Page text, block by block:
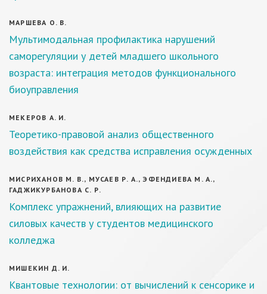
МАРШЕВА О. В.
Мультимодальная профилактика нарушений
саморегуляции у детей младшего школьного
возраста: интеграция методов функционального
биоуправления
МЕКЕРОВ А. И.
Теоретико-правовой анализ общественного
воздействия как средства исправления осужденных
МИСРИХАНОВ М. В., МУСАЕВ Р. А., ЭФЕНДИЕВА М. А.,
ГАДЖИКУРБАНОВА С. Р.
Комплекс упражнений, влияющих на развитие
силовых качеств у студентов медицинского
колледжа
МИШЕКИН Д. И.
Квантовые технологии: от вычислений к сенсорике и